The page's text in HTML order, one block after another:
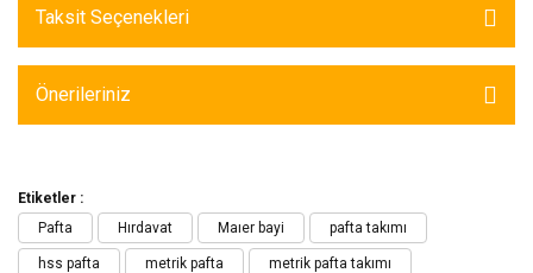
Taksit Seçenekleri
Önerileriniz
Etiketler :
Pafta
Hırdavat Maıer bayi pafta takımı
hss pafta metrik pafta metrik pafta takımı